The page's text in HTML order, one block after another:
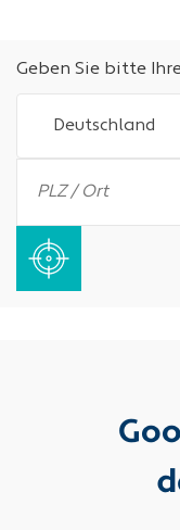
Geben Sie bitte
Deutschland